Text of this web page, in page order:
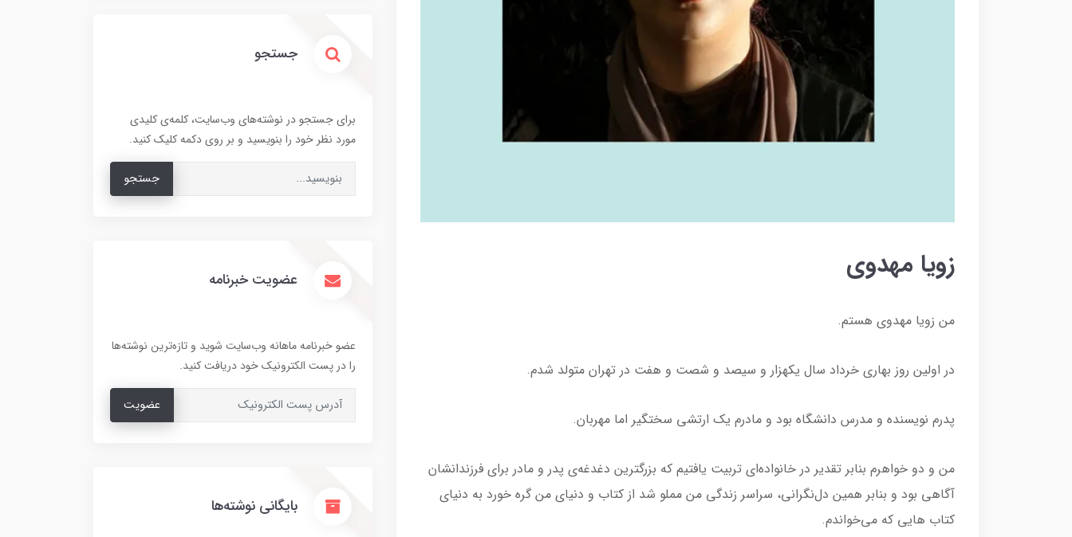
زویا مهدوی
من زویا مهدوی هستم.
در اولین روز بهاری خرداد سال یکهزار و سیصد و شصت و هفت در تهران متولد شدم.
پدرم نویسنده و مدرس دانشگاه بود و مادرم یک ارتشی سختگیر اما مهربان.
من و دو خواهرم بنابر تقدیر در خانواده‌ای تربیت یافتیم که بزرگترین دغدغه‌ی پدر و مادر برای فرزندانشان
آگاهی بود و بنابر همین دل‌نگرانی، سراسر زندگی من مملو شد از کتاب و دنیای من گره خورد به دنیای
کتاب هایی که می‌خواندم.
جستجو
برای جستجو در نوشته‌های وب‌سایت، کلمه‌ی کلیدی
مورد نظر خود را بنویسید و بر روی دکمه کلیک کنید.
جستجو
عضویت خبرنامه
عضو خبرنامه ماهانه وب‌سایت شوید و تازه‌ترین نوشته‌ها
را در پست الکترونیک خود دریافت کنید.
عضویت
بایگانی نوشته‌ها